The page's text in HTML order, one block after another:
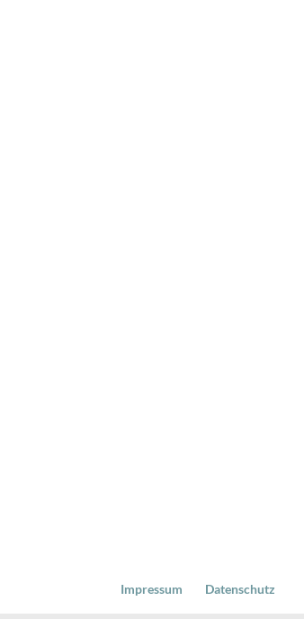
Impressum Datenschutz